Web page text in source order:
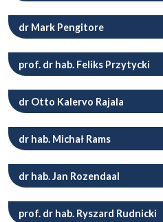
dr Mark Pengitore
prof. dr hab. Feliks Przytycki
dr Otto Kalervo Rajala
dr hab. Michał Rams
dr hab. Jan Rozendaal
prof. dr hab. Ryszard Rudnicki